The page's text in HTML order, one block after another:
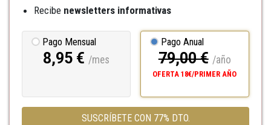
Recibe newsletters informativas
Pago Mensual
8,95 € /mes
Pago Anual
79,00 € /año
OFERTA 18€/PRIMER AÑO
SUSCRÍBETE CON 77% DTO.